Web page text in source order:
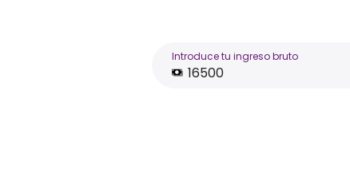
Introduce tu ingreso bruto